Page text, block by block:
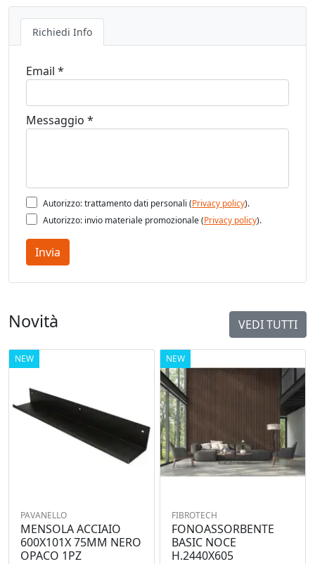
Richiedi Info
Email *
Messaggio *
Autorizzo: trattamento dati personali (Privacy policy).
Autorizzo: invio materiale promozionale (Privacy policy).
Invia
Novità VEDI TUTTI
NEW
PAVANELLO
MENSOLA ACCIAIO
600X101X 75MM NERO
OPACO 1PZ
NEW
FIBROTECH
FONOASSORBENTE
BASIC NOCE
H.2440X605